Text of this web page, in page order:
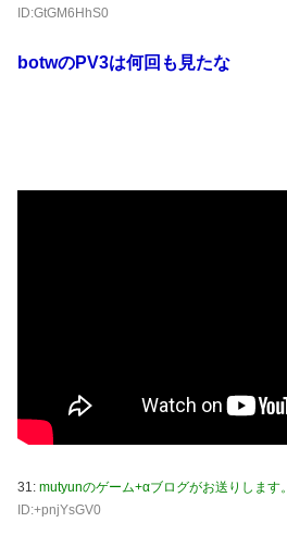
ID:GtGM6HhS0
botwのPV3は何回も見たな
31: mutyunのゲーム+αブログがお送りします。
ID:+pnjYsGV0